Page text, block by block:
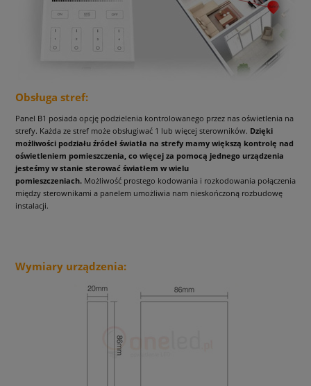
Obsługa stref:
Panel B1 posiada opcję podzielenia kontrolowanego przez nas oświetlenia na
strefy. Każda ze stref może obsługiwać 1 lub więcej sterowników. Dzięki
możliwości podziału źródeł światła na strefy mamy większą kontrolę nad
oświetleniem pomieszczenia, co więcej za pomocą jednego urządzenia
jesteśmy w stanie sterować światłem w wielu
pomieszczeniach. Możliwość prostego kodowania i rozkodowania połączenia
między sterownikami a panelem umożliwia nam nieskończoną rozbudowę
instalacji.
Wymiary urządzenia: